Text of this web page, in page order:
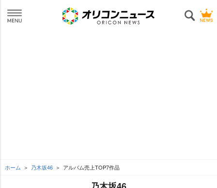
ホーム 乃木坂46 アルバム売上TOP7作品